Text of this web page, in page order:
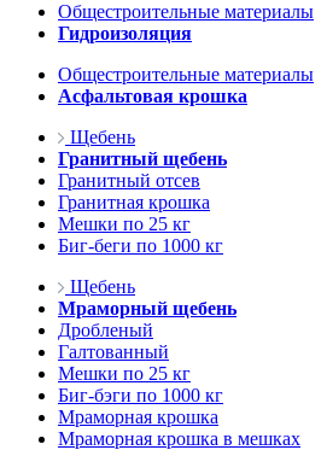
Общестроительные материалы
Гидроизоляция
Общестроительные материалы
Асфальтовая крошка
Щебень
Гранитный щебень
Гранитный отсев
Гранитная крошка
Мешки по 25 кг
Биг-беги по 1000 кг
Щебень
Мраморный щебень
Дробленый
Галтованный
Мешки по 25 кг
Биг-бэги по 1000 кг
Мраморная крошка
Мраморная крошка в мешках